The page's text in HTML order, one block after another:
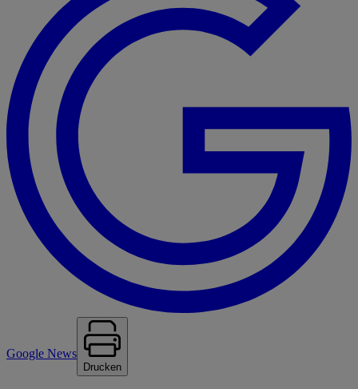
Google News
Drucken